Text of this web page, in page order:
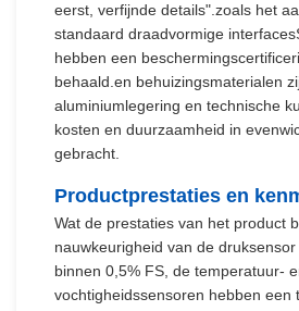
eerst, verfijnde details".zoals het
standaard draadvormige
hebben een
behaald.en behuizingsmaterialen
aluminiumlegering en technische
kosten en duurzaamheid in
gebracht.
Productprestaties en
Wat de prestaties van het product
nauwkeurigheid van de
binnen 0,5% FS, de temperatuur-
vochtigheidssensoren hebben een